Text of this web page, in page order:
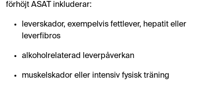
förhöjt ASAT inkluderar:
leverskador, exempelvis fettlever, hepatit eller
leverfibros
alkoholrelaterad leverpåverkan
muskelskador eller intensiv fysisk träning